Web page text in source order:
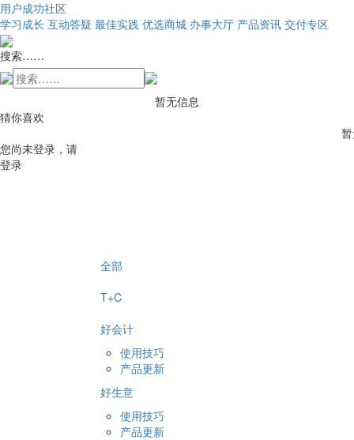
用户成功社区
学习成长 互动答疑 最佳实践 优选商城 办事大厅 产品资讯 交付专区
搜索……
暂无信息
猜你喜欢
您尚未登录，请
登录
全部
T+C
好会计
使用技巧
产品更新
好生意
使用技巧
产品更新